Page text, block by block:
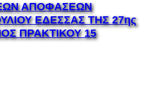
ΑΠΟΦΑΣΕΩΝ
ΕΔΕΣΣΑΣ ΤΗΣ 27ης
ΠΡΑΚΤΙΚΟΥ 15